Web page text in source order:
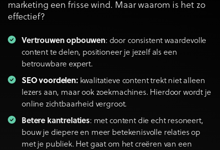
marketing een frisse wind. Maar waarom is het zo
effectief?
Vertrouwen opbouwen: door consistent waardevolle
content te delen, positioneer je jezelf als een
betrouwbare expert.
SEO voordelen:kwalitatieve content trekt niet alleen
lezers aan, maar ook zoekmachines. Hierdoor wordt je
online zichtbaarheid vergroot.
Betere kantrelaties: met content die echt resoneert,
bouw je diepere en meer betekenisvolle relaties op
met je publiek. Het gaat om het creëren van een